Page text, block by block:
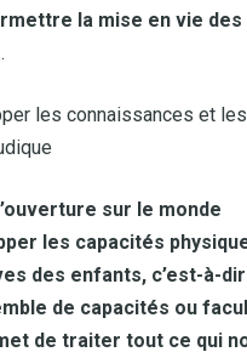
la mise en vie
.
les connaissances et
sur le monde
les capacités
des enfants, c’est-à-
de capacités ou
de traiter tout ce qui